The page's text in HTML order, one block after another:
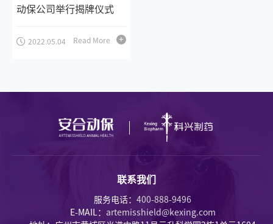
动保公司举行揭牌仪式
Read More
2022.05.04
联系我们
服务电话：400-888-9496
E-MAIL： artemisshield@kexing.com